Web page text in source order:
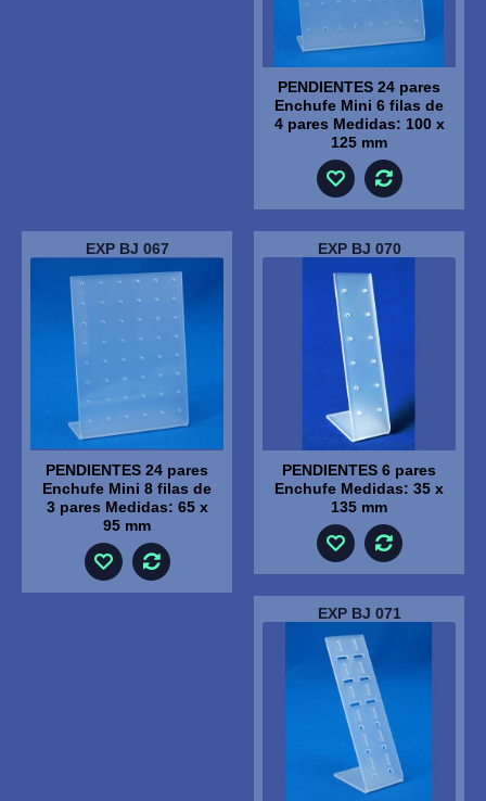
PENDIENTES 24 pares
Enchufe Mini 6 filas de
4 pares Medidas: 100 x
125 mm
EXP BJ 067
PENDIENTES 24 pares
Enchufe Mini 8 filas de
3 pares Medidas: 65 x
95 mm
EXP BJ 070
PENDIENTES 6 pares
Enchufe Medidas: 35 x
135 mm
EXP BJ 071